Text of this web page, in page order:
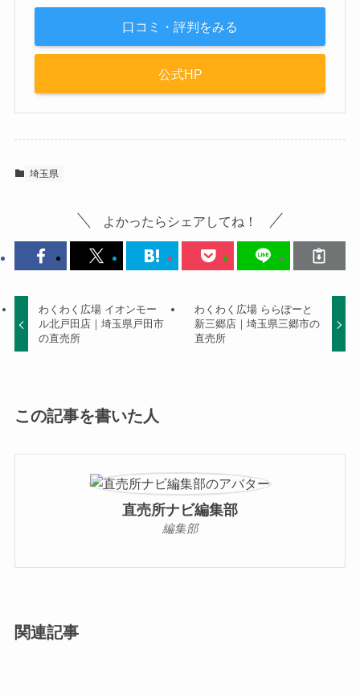
口コミ・評判をみる
公式HP
埼玉県
よかったらシェアしてね！
わくわく広場 イオンモー
ル北戸田店｜埼玉県戸田市
の直売所
わくわく広場 ららぽーと
新三郷店｜埼玉県三郷市の
直売所
この記事を書いた人
直売所ナビ編集部
編集部
関連記事